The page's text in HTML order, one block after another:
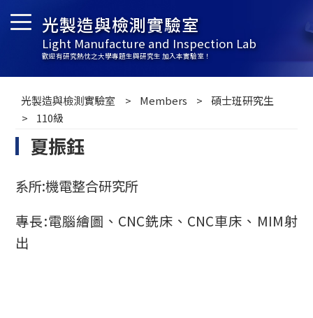
光製造與檢測實驗室
Light Manufacture and Inspection Lab
歡迎有研究熱忱之大學專題生與研究生 加入本實驗室！
光製造與檢測實驗室 Members
碩士班研究生
110級
夏振鈺
系所:機電整合研究所
專長:電腦繪圖、CNC銑床、CNC車床、MIM射
出